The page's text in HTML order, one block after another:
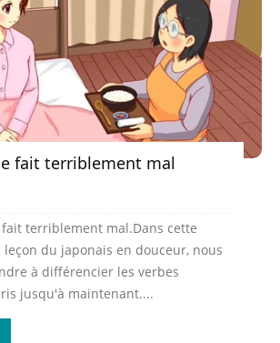
fait terriblement mal
terriblement mal.Dans cette
du japonais en douceur, nous
à différencier les verbes
jusqu'à maintenant....